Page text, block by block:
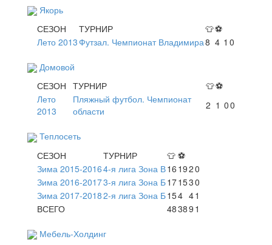
Якорь
СЕЗОН
ТУРНИР 👕⚽
Лето 2013Футзал. Чемпионат Владимира8 4 1 0
Домовой
СЕЗОН ТУРНИР 👕⚽
Лето
2013
Пляжный футбол. Чемпионат
области
2 1 00
Теплосеть
СЕЗОН
ТУРНИР 👕 ⚽
Зима 2015-20164-я лига Зона В16 1920
Зима 2016-20173-я лига Зона Б171530
Зима 2017-20182-я лига Зона Б154 41
ВСЕГО
48389 1
Мебель-Холдинг